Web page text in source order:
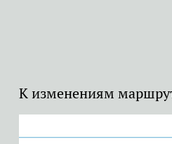
К изменениям